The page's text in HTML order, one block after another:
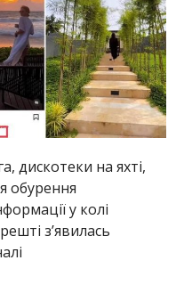
дискотеки на яхті,
обурення
у колі
з’явилась